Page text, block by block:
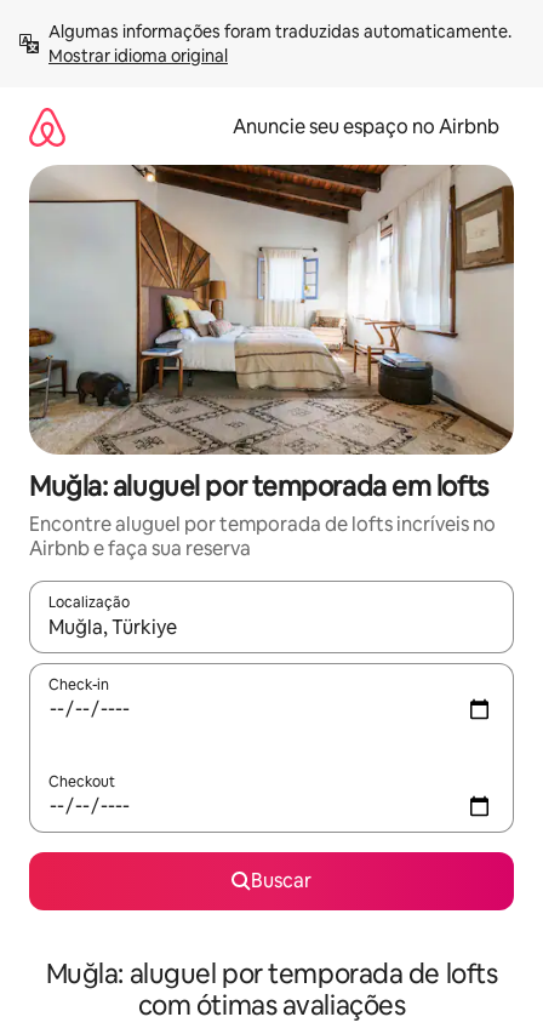
para
Mostrar idioma original
Anuncie seu espaço no Airbnb
Muğla: aluguel por temporada em lofts
Encontre aluguel por temporada de lofts incríveis no
Airbnb e faça sua reserva
Localização
Quando os resultados estiverem disponíveis, explore-os
Check-in
Checkout
Buscar
Muğla: aluguel por temporada de lofts
com ótimas avaliações